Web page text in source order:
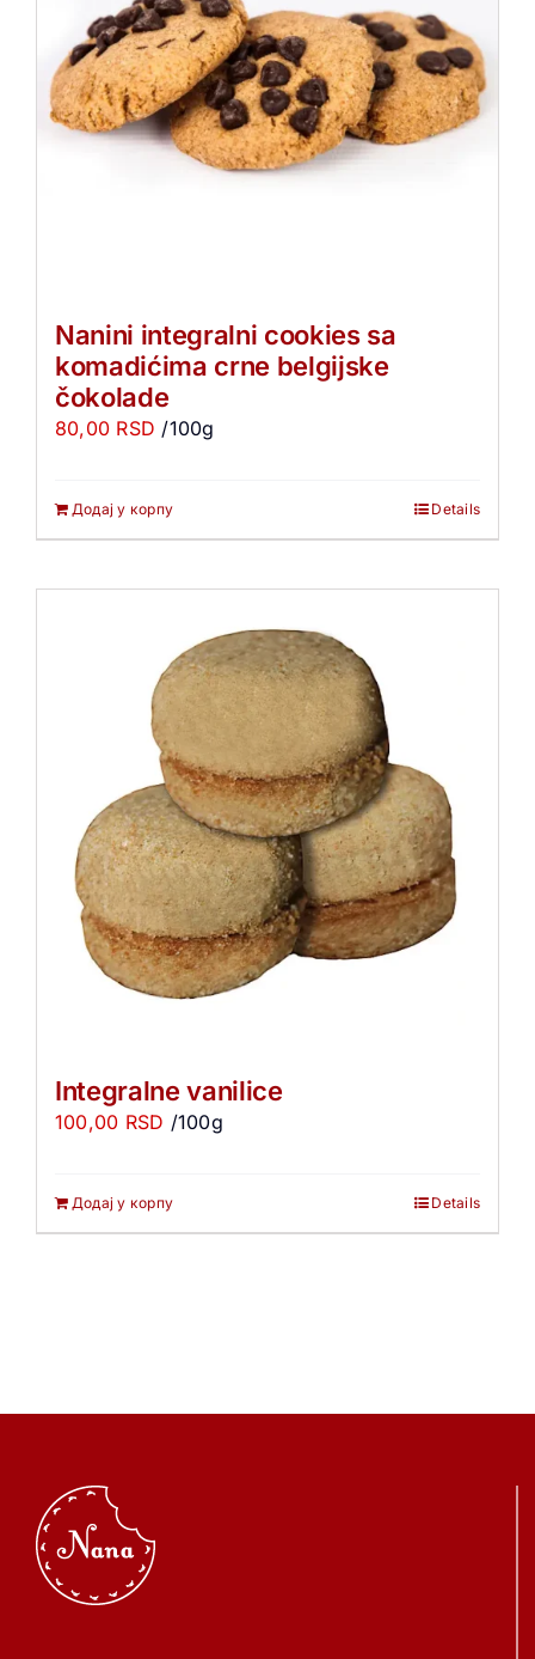
Nanini integralni cookies sa
komadićima crne belgijske
čokolade
80,00 RSD /100g
Додај у корпу Details
Integralne vanilice
100,00 RSD /100g
Додај у корпу Details